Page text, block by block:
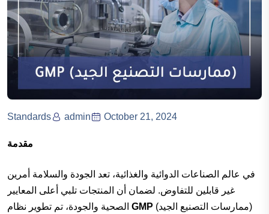
Standards admin October 21, 2024
مقدمة
في عالم الصناعات الدوائية والغذائية، تعد الجودة والسلامة أمرين
غير قابلين للتفاوض. لضمان أن المنتجات تلبي أعلى المعايير
GMP (ممارسات التصنيع الجيد)